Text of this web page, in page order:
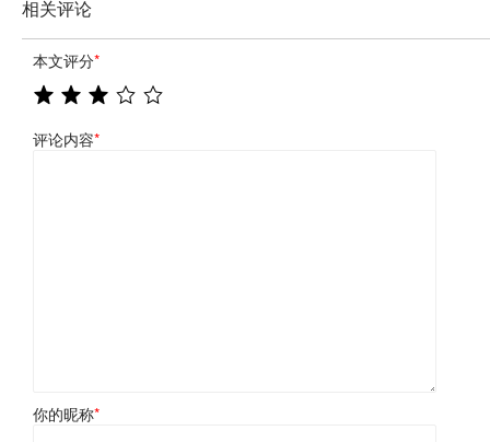
相关评论
本文评分*
评论内容*
你的昵称*